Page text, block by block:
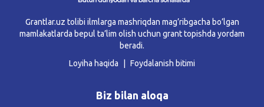
Grantlar.uz tolibi ilmlarga mashriqdan mag’ribgacha bo’lgan
mamlakatlarda bepul ta’lim olish uchun grant topishda yordam
beradi.
Loyiha haqida
Foydalanish bitimi
Biz bilan aloqa